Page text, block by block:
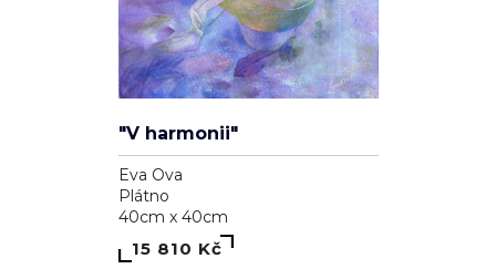
"V harmonii"
Eva Ova
Plátno
40cm x 40cm
15 810 Kč